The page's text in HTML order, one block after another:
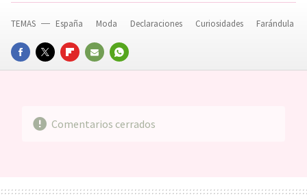
FACEBOOKTWITTERFLIPBOARD
E-
WHATSAPP
TEMAS España Moda Declaraciones Curiosidades Farándula
Comentarios cerrados